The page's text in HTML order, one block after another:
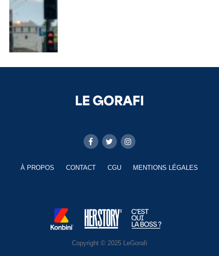
À PROPOS CONTACT CGU MENTIONS LÉGALES
Copyright © 2025 LeGorafi